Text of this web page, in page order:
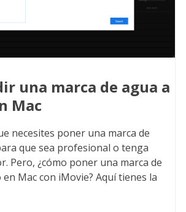
una marca de agua a
Mac
necesites poner una marca de
que sea profesional o tenga
Pero, ¿cómo poner una marca de
Mac con iMovie? Aquí tienes la